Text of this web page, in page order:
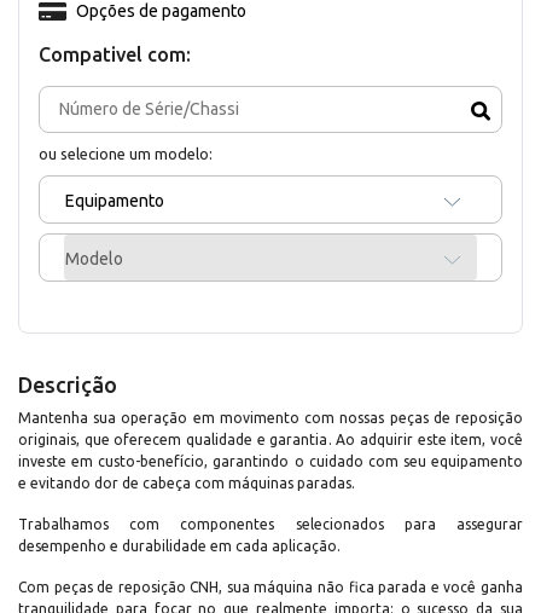
Compativel com:
ou selecione um modelo:
Equipamento
Modelo
Opções de pagamento
Descrição
Mantenha sua operação em movimento com nossas peças de reposição
originais, que oferecem qualidade e garantia. Ao adquirir este item, você
investe em custo-benefício, garantindo o cuidado com seu equipamento
e evitando dor de cabeça com máquinas paradas.
Trabalhamos com componentes selecionados para assegurar
desempenho e durabilidade em cada aplicação.
Com peças de reposição CNH, sua máquina não fica parada e você ganha
tranquilidade para focar no que realmente importa: o sucesso da sua